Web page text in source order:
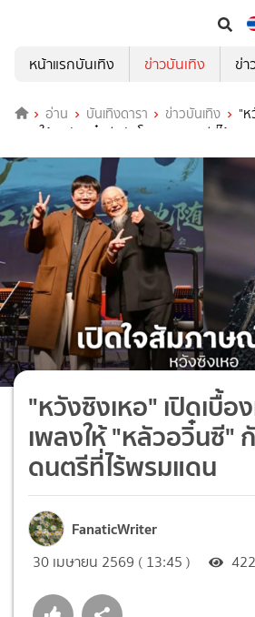
หน้าแรกบันเทิง
ข่าวบันเทิง ข่า
อ่าน บันเทิงดารา ข่าวบันเทิง
"ห
เพลงให้ "หลัวอวิ๋นซี" กับโลกของดนตรีที่ไร้พรมแ
"หวังซิงเหอ" เปิดเบื้อ
เพลงให้ "หลัวอวิ๋นซี"
ดนตรีที่ไร้พรมแดน
FanaticWriter
30 เมษายน 2569 ( 13:45 ) 422